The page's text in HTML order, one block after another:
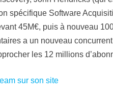
spécifique Software
45M€, puis à nouveau
a un nouveau
les 12 millions
sur son site